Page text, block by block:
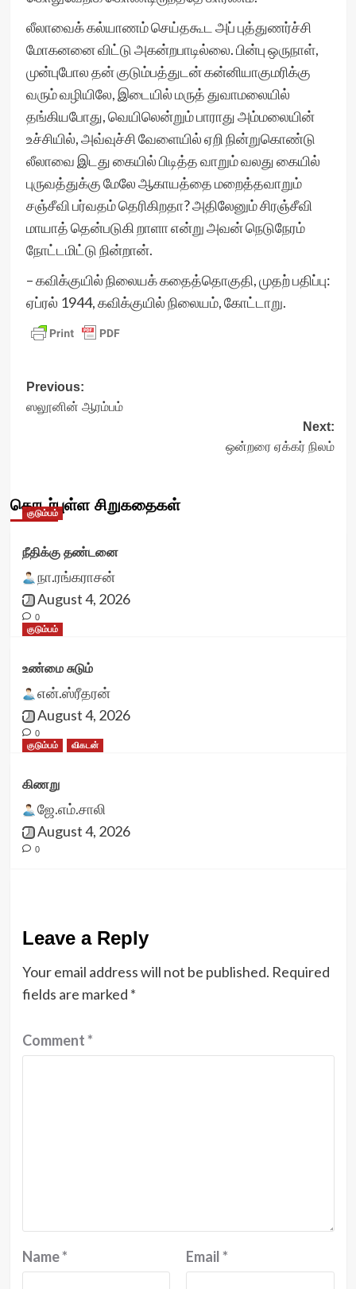
லீலாவைக் கல்யாணம் செய்தகூட அப் புத்துணர்ச்சி
மோகனனை விட்டு அகன்றபாடில்லை. பின்பு ஒருநாள்,
முன்புபோல தன் குடும்பத்துடன் கன்னியாகுமரிக்கு
வரும் வழியிலே, இடையில் மருத் துவாமலையில்
தங்கியபோது, வெயிலென்றும் பாராது அம்மலையின்
உச்சியில், அவ்வுச்சி வேளையில் ஏறி நின்றுகொண்டு
லீலாவை இடது கையில் பிடித்த வாறும் வலது கையில்
புருவத்துக்கு மேலே ஆகாயத்தை மறைத்தவாறும்
சஞ்சீவி பர்வதம் தெரிகிறதா? அதிலேனும் சிரஞ்சீவி
மாயாத் தென்படுகி றாளா என்று அவன் நெடுநேரம்
நோட்டமிட்டு நின்றான்.
– கவிக்குயில் நிலையக் கதைத்தொகுதி, முதற் பதிப்பு:
ஏப்ரல் 1944, கவிக்குயில் நிலையம், கோட்டாறு.
Post
navigation
Previous:
ஸலூனின் ஆரம்பம்
Next:
ஒன்றரை ஏக்கர் நிலம்
தொடர்புள்ள சிறுகதைகள்
குடும்பம்
நீதிக்கு தண்டனை
நா.ரங்கராசன்
August 4, 2026
0
குடும்பம்
உண்மை சுடும்
என்.ஸ்ரீதரன்
August 4, 2026
0
குடும்பம்
விகடன்
கிணறு
ஜே.எம்.சாலி
August 4, 2026
0
Leave a Reply
Your email address will not be published. Required
fields are marked *
Comment*
Name* Email*